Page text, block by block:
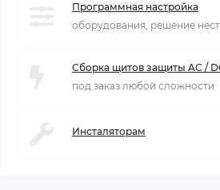
Программная настройка
оборудования, решение
Сборка щитов защиты AC /
под заказ любой сложности
Инсталяторам